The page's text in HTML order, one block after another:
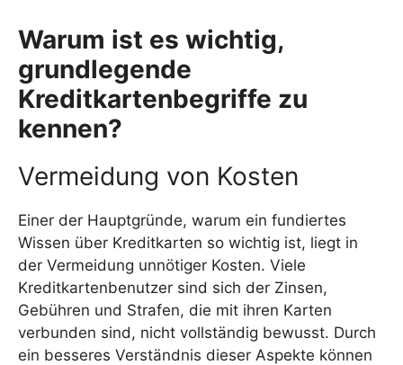
Warum ist es wichtig,
grundlegende
Kreditkartenbegriffe zu
kennen?
Vermeidung von Kosten
Einer der Hauptgründe, warum ein fundiertes
Wissen über Kreditkarten so wichtig ist, liegt in
der Vermeidung unnötiger Kosten. Viele
Kreditkartenbenutzer sind sich der Zinsen,
Gebühren und Strafen, die mit ihren Karten
verbunden sind, nicht vollständig bewusst. Durch
ein besseres Verständnis dieser Aspekte können